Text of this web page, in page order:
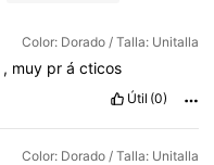
Color: Dorado / Talla: Unitalla
, muy pr á cticos
Útil (0)
Color: Dorado / Talla: Unitalla